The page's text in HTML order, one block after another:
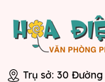
Trụ sở: 30